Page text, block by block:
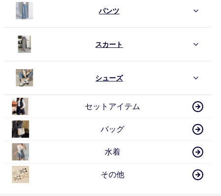
パンツ
スカート
シューズ
セットアイテム
バッグ
水着
その他